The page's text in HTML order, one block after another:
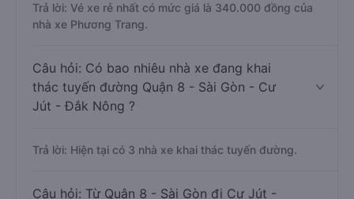
Trả lời: Vé xe rẻ nhất có mức giá là 340.000 đồng của
nhà xe Phương Trang.
Câu hỏi: Có bao nhiêu nhà xe đang khai
thác tuyến đường Quận 8 - Sài Gòn - Cư
Jút - Đắk Nông ?
Trả lời: Hiện tại có 3 nhà xe khai thác tuyến đường.
Câu hỏi: Từ Quận 8 - Sài Gòn đi Cư Jút -